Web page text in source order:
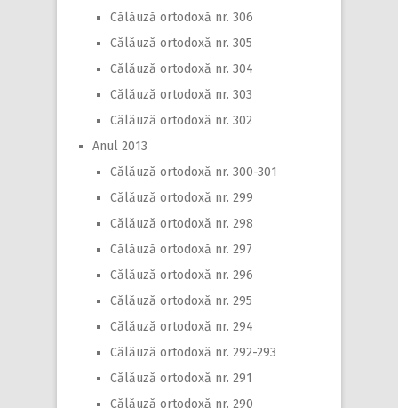
Călăuză ortodoxă nr. 306
Călăuză ortodoxă nr. 305
Călăuză ortodoxă nr. 304
Călăuză ortodoxă nr. 303
Călăuză ortodoxă nr. 302
Anul 2013
Călăuză ortodoxă nr. 300-301
Călăuză ortodoxă nr. 299
Călăuză ortodoxă nr. 298
Călăuză ortodoxă nr. 297
Călăuză ortodoxă nr. 296
Călăuză ortodoxă nr. 295
Călăuză ortodoxă nr. 294
Călăuză ortodoxă nr. 292-293
Călăuză ortodoxă nr. 291
Călăuză ortodoxă nr. 290